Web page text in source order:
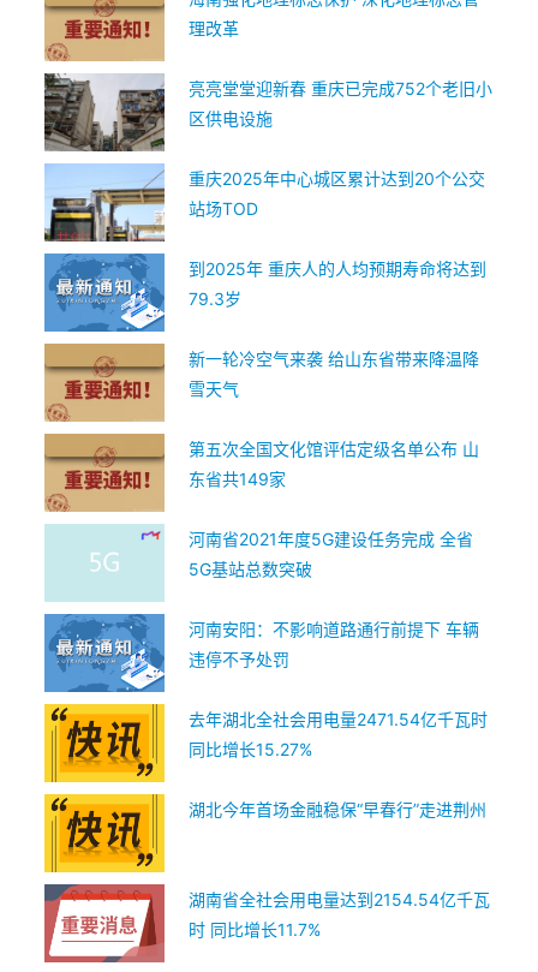
理改革
亮亮堂堂迎新春 重庆已完成752个老旧小
区供电设施
重庆2025年中心城区累计达到20个公交
站场TOD
到2025年 重庆人的人均预期寿命将达到
79.3岁
新一轮冷空气来袭 给山东省带来降温降
雪天气
第五次全国文化馆评估定级名单公布 山
东省共149家
河南省2021年度5G建设任务完成 全省
5G基站总数突破
河南安阳：不影响道路通行前提下 车辆
违停不予处罚
去年湖北全社会用电量2471.54亿千瓦时
同比增长15.27%
湖北今年首场金融稳保“早春行”走进荆州
湖南省全社会用电量达到2154.54亿千瓦
时 同比增长11.7%